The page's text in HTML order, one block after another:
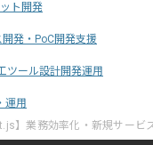
ト開発
発・PoC開発支援
ツール設計開発運用
運用
】業務効率化・新規サービ